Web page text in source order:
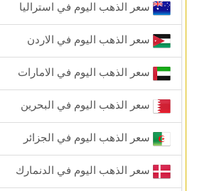
سعر الذهب اليوم في استراليا
سعر الذهب اليوم في الاردن
سعر الذهب اليوم في الامارات
سعر الذهب اليوم في البحرين
سعر الذهب اليوم في الجزائر
سعر الذهب اليوم في الدنمارك